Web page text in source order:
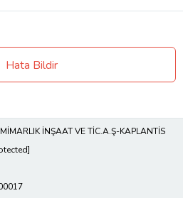
Hata Bildir
İNŞAAT VE TİC.A.Ş-KAPLANTİS